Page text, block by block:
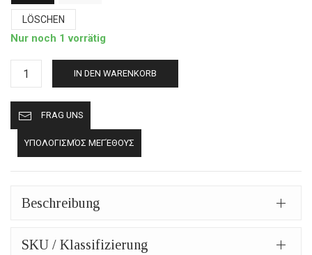
LÖSCHEN
Nur noch 1 vorrätig
Lederjacke
Serena
Schwarz
Menge
IN DEN WARENKORB
FRAG UNS
ΥΠΟΛΟΓΙΣΜΌΣ ΜΕΓΈΘΟΥΣ
Beschreibung
SKU / Klassifizierung